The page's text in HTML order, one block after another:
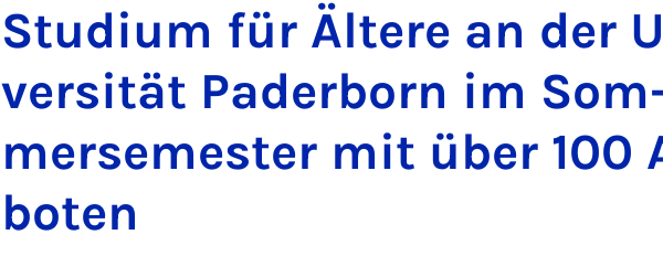
Stu­di­um für Ältere an der
versität Pader­born im
mersemester mit über 100
boten